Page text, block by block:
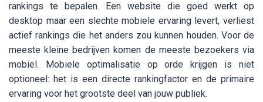
rankings te bepalen. Een website die goed werkt op
desktop maar een slechte mobiele ervaring levert, verliest
actief rankings die het anders zou kunnen houden. Voor de
meeste kleine bedrijven komen de meeste bezoekers via
mobiel. Mobiele optimalisatie op orde krijgen is niet
optioneel: het is een directe rankingfactor en de primaire
ervaring voor het grootste deel van jouw publiek.